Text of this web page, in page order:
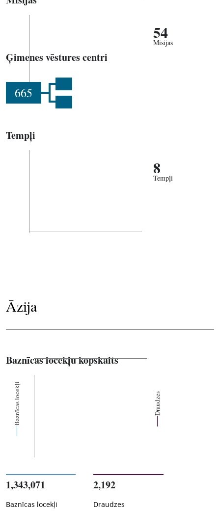
54
Misijas
Ģimenes vēstures centri
665
Tempļi
8
Tempļi
Āzija
Baznīcas locekļu kopskaits
Baznīcas locekļi Draudzes
1,343,071
Baznīcas locekļi
2,192
Draudzes